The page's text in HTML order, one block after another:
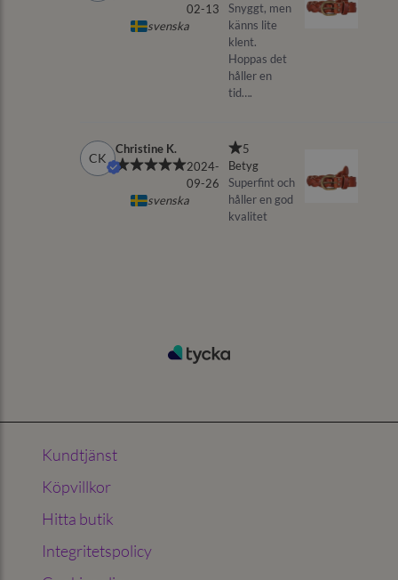
Kundtjänst
Köpvillkor
Hitta butik
Integritetspolicy